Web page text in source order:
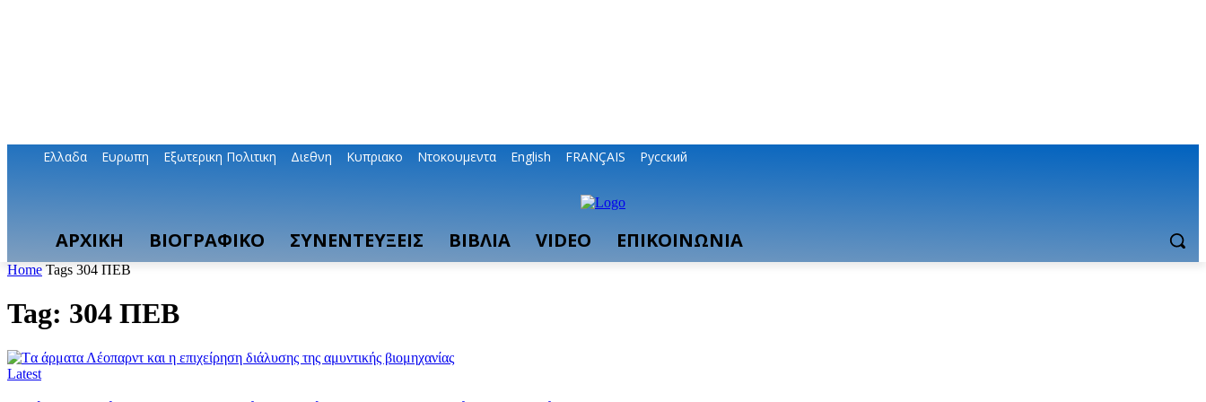
Ελλαδα Ευρωπη Εξωτερικη Πολιτικη Διεθνη Κυπριακο Ντοκουμεντα English FRANÇAIS Русский
ΑΡΧΙΚΗ ΒΙΟΓΡΑΦΙΚΟ ΣΥΝΕΝΤΕΥΞΕΙΣ ΒΙΒΛΙΑ VIDEO ΕΠΙΚΟΙΝΩΝΙΑ
Home Tags 304 ΠΕΒ
Tag: 304 ΠΕΒ
Latest